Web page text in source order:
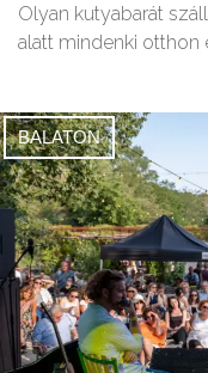
Olyan kutyabarát
alatt mindenki otthon
BALATON